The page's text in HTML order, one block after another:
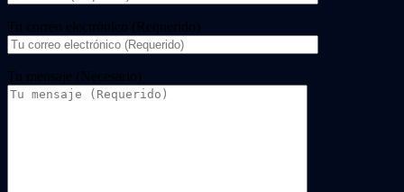
Tu correo electrónico (Requerido)
Tu mensaje (Necesario)